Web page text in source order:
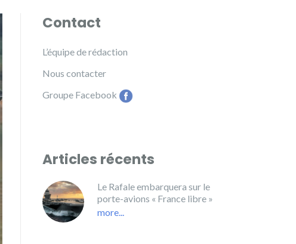
Contact
L’équipe de rédaction
Nous contacter
Groupe Facebook
Articles récents
Le Rafale embarquera sur le
porte-avions « France libre »
more...